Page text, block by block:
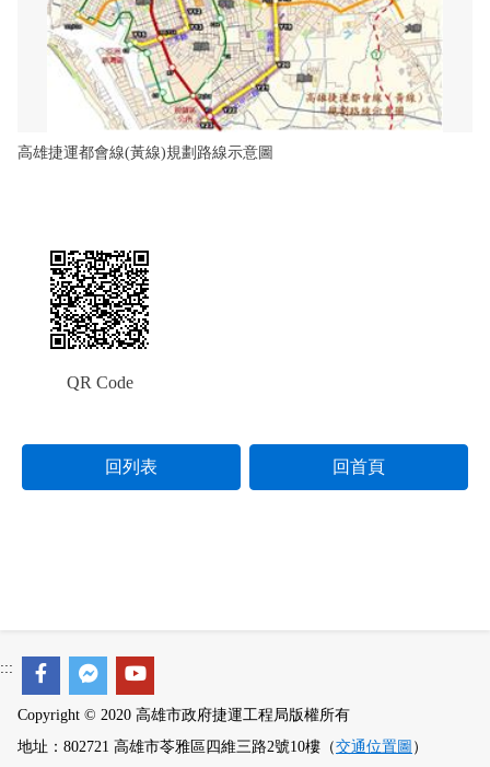
高雄捷運都會線(黃線)規劃路線示意圖
QR Code
回列表 回首頁
:::
Copyright © 2020 高雄市政府捷運工程局版權所有
地址：802721 高雄市苓雅區四維三路2號10樓（交通位置圖 ）